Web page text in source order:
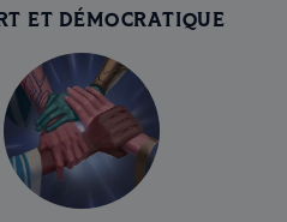
ET DÉMOCRATIQUE